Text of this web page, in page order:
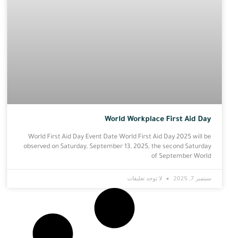
World Workplace First Aid Day
World First Aid Day Event Date World First Aid Day 2025 will be
observed on Saturday, September 13, 2025, the second Saturday
of September World
سبتمبر 7, 2025 لا توجد تعليقات